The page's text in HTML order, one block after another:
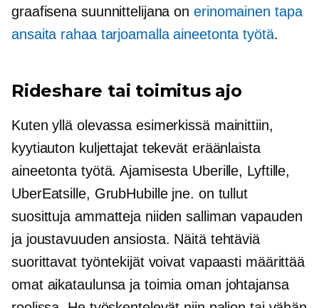
graafisena suunnittelijana on erinomainen tapa
ansaita rahaa tarjoamalla aineetonta työtä.
Rideshare tai toimitus ajo
Kuten yllä olevassa esimerkissä mainittiin,
kyytiauton kuljettajat tekevät eräänlaista
aineetonta työtä. Ajamisesta Uberille, Lyftille,
UberEatsille, GrubHubille jne. on tullut
suosittuja ammatteja niiden salliman vapauden
ja joustavuuden ansiosta. Näitä tehtäviä
suorittavat työntekijät voivat vapaasti määrittää
omat aikataulunsa ja toimia oman johtajansa